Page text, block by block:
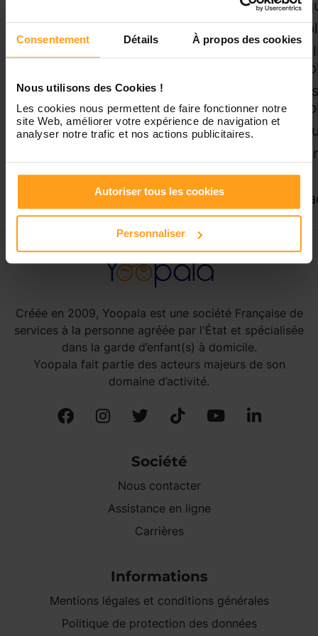
Consentement Détails À propos des cookies
Nous utilisons des Cookies !
Les cookies nous permettent de faire fonctionner notre
site Web, améliorer votre expérience de navigation et
analyser notre trafic et nos actions publicitaires.
Autoriser tous les cookies
Personnaliser
Bruniquel
Campsas
Castelsagrat
Castelsarrasin
Caussade
Caylus
La
Lavit
Créée en 2009, Yoopala est une société Française de
services à la personne agréée par l'État et spécialisée
dans la garde d’enfant(s) à domicile.
Yoopala fait partie des acteurs majeurs de son
domaine d’activité.
Société
Nous contacter
Assistance en ligne
Carrières
Informations
Mentions légales et conditions générales
Politique de protection des données